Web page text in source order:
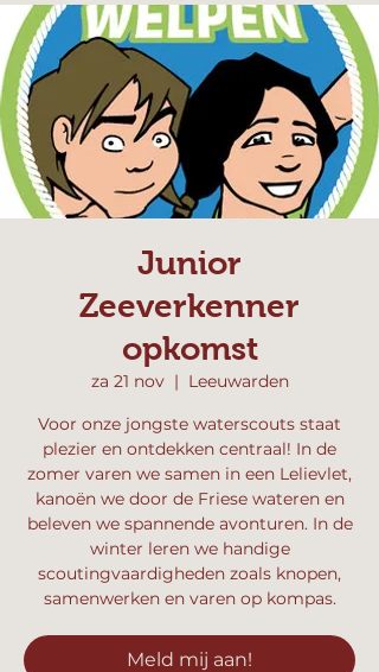
Junior
Zeeverkenner
opkomst
za 21 nov
  |
Leeuwarden
Voor onze jongste waterscouts staat
plezier en ontdekken centraal! In de
zomer varen we samen in een Lelievlet,
kanoën we door de Friese wateren en
beleven we spannende avonturen. In de
winter leren we handige
scoutingvaardigheden zoals knopen,
samenwerken en varen op kompas.
Meld mij aan!